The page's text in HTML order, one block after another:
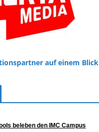
auf einem Blick